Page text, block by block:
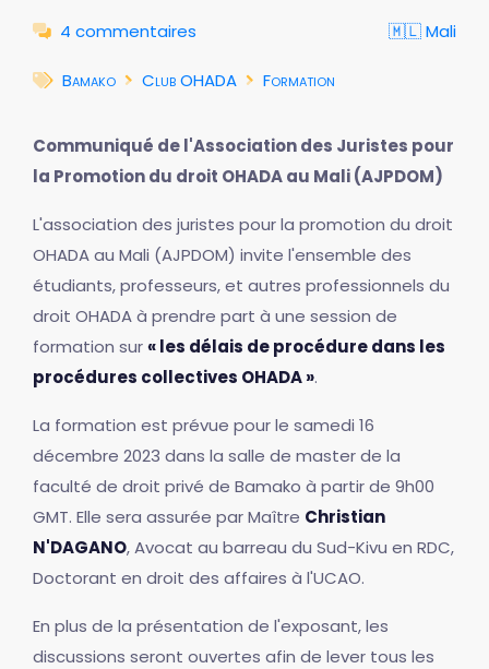
4 commentaires 🇲🇱 Mali
Bamako Club OHADA Formation
Communiqué de l'Association des Juristes pour
la Promotion du droit OHADA au Mali (AJPDOM)
L'association des juristes pour la promotion du droit
OHADA au Mali (AJPDOM) invite l'ensemble des
étudiants, professeurs, et autres professionnels du
droit OHADA à prendre part à une session de
formation sur« les délais de procédure dans les
procédures collectives OHADA ».
La formation est prévue pour le samedi 16
décembre 2023 dans la salle de master de la
faculté de droit privé de Bamako à partir de 9h00
GMT. Elle sera assurée par Maître Christian
N'DAGANO, Avocat au barreau du Sud-Kivu en RDC,
Doctorant en droit des affaires à l'UCAO.
En plus de la présentation de l'exposant, les
discussions seront ouvertes afin de lever tous les